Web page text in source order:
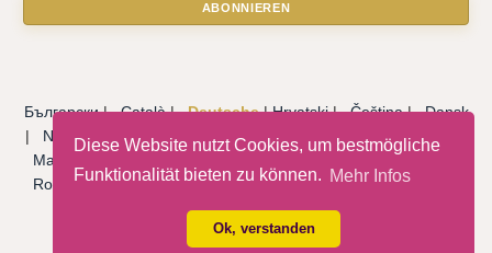
Diese Website nutzt Cookies, um bestmögliche
Funktionalität bieten zu können. Mehr Infos
Ok, verstanden
Български|Català|Deutsche|Hrvatski|Čeština|Dansk
| Nederlandse|English | Eesti keel Français | Ελληνικά
Magyar
| Português
Română|Русский|Српски|Slovenský|Slovenščina
Español|Svenska|Türkçe